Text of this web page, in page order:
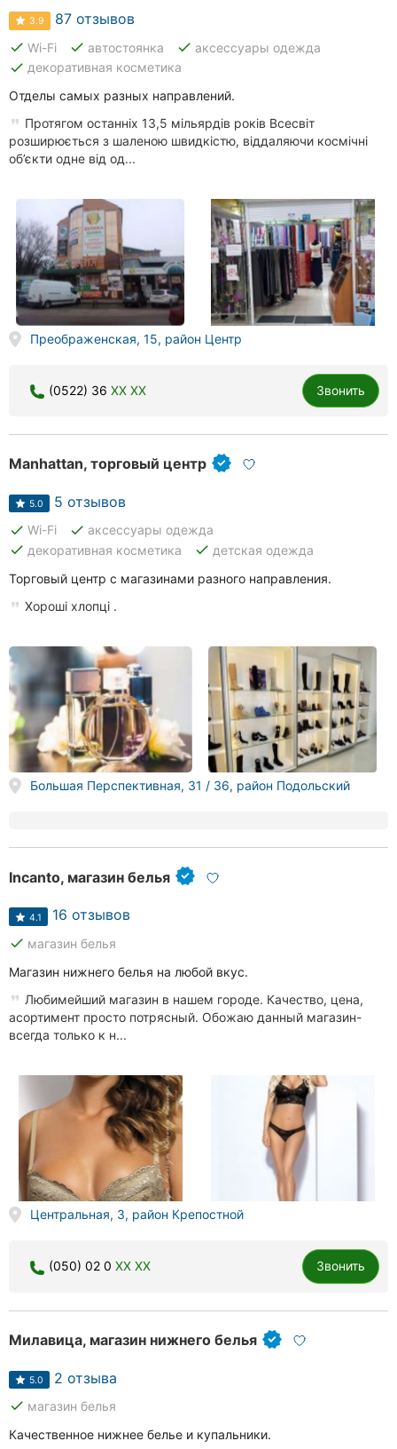
Черновцы
Сумы
Ивано-
Франковск
Луцк
Ужгород
Карпаты
3.9 87 отзывов
done Wi-Fi done автостоянка done аксессуары одежда
done декоративная косметика
Отделы самых разных направлений.
Протягом останніх 13,5 мільярдів років Всесвіт
розширюється з шаленою швидкістю, віддаляючи космічні
об’єкти одне від од...
Преображенская, 15, район Центр
(0522) 36 XX XX Звонить
Manhattan, торговый центр
5.0 5 отзывов
done Wi-Fi done аксессуары одежда
done декоративная косметика done детская одежда
Торговый центр с магазинами разного направления.
Хороші хлопці .
Большая Перспективная, 31 / 36, район Подольский
Incanto, магазин белья
4.1 16 отзывов
done магазин белья
Магазин нижнего белья на любой вкус.
Любимейший магазин в нашем городе. Качество, цена,
асортимент просто потрясный. Обожаю данный магазин-
всегда только к н...
Центральная, 3, район Крепостной
(050) 02 0 XX XX Звонить
Милавица, магазин нижнего белья
5.0 2 отзыва
done магазин белья
Качественное нижнее белье и купальники.